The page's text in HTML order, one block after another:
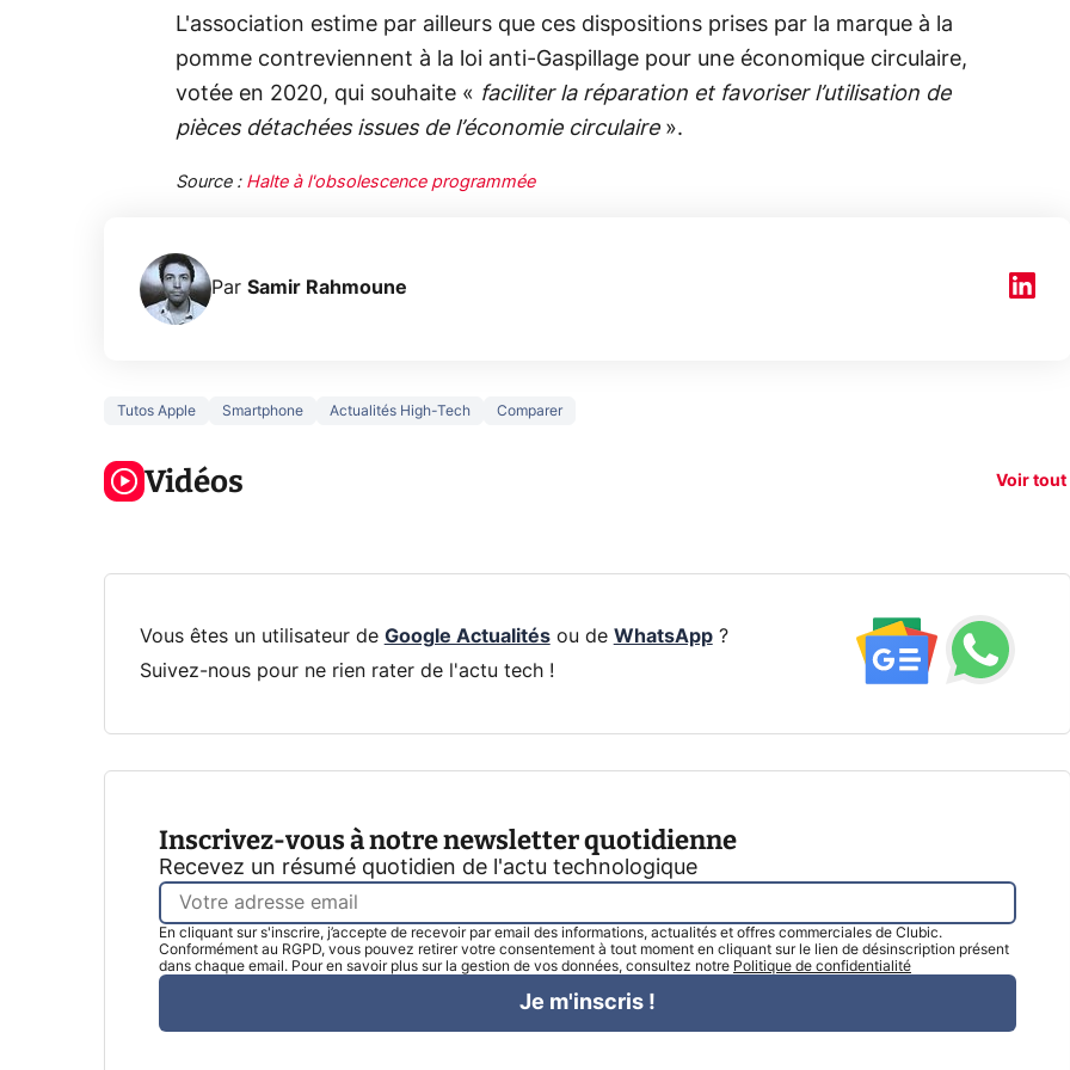
L'association estime par ailleurs que ces dispositions prises par la marque à la
pomme contreviennent à la loi anti-Gaspillage pour une économique circulaire,
votée en 2020, qui souhaite « faciliter la réparation et favoriser l’utilisation de
pièces détachées issues de l’économie circulaire».
Source : Halte à l'obsolescence programmée
Par Samir Rahmoune
Tutos Apple Smartphone Actualités High-Tech Comparer
Vidéos Voir tout
3 écrans en 1
Voici L'AOC
CQ32G4ZA !
5 générations
Ce que vous
Vous êtes un utilisateur de Google Actualitésou de WhatsApp?
Suivez-nous pour ne rien rater de l'actu tech !
Inscrivez-vous à notre newsletter quotidienne
Recevez un résumé quotidien de l'actu technologique
En cliquant sur s'inscrire, j’accepte de recevoir par email des informations, actualités et offres commerciales de Clubic.
Conformément au RGPD, vous pouvez retirer votre consentement à tout moment en cliquant sur le lien de désinscription présent
dans chaque email. Pour en savoir plus sur la gestion de vos données, consultez notre Politique de confidentialité
Je m'inscris !